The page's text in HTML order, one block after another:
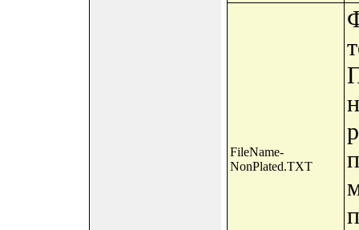
FileName-
NonPlated.TXT